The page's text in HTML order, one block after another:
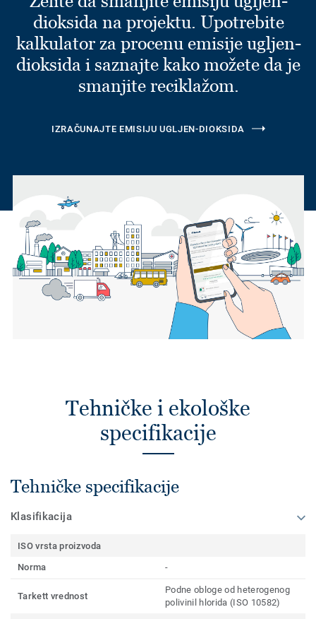
dioksida na projektu. Upotrebite
kalkulator za procenu emisije ugljen-
dioksida i saznajte kako možete da je
smanjite reciklažom.
IZRAČUNAJTE EMISIJU UGLJEN-DIOKSIDA
Tehničke i ekološke
specifikacije
Tehničke specifikacije
Klasifikacija
ISO vrsta proizvoda
Norma
-
Tarkett vrednost
Podne obloge od heterogenog
polivinil hlorida (ISO 10582)